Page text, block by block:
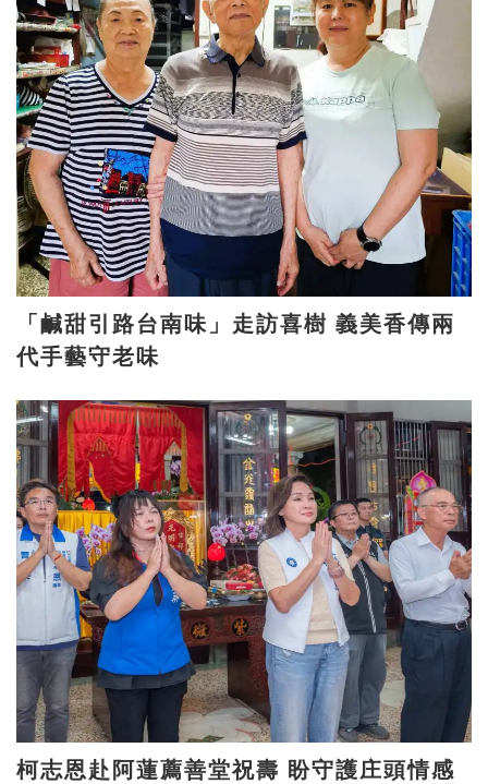
「鹹甜引路台南味」走訪喜樹 義美香傳兩
代手藝守老味
柯志恩赴阿蓮薦善堂祝壽 盼守護庄頭情感